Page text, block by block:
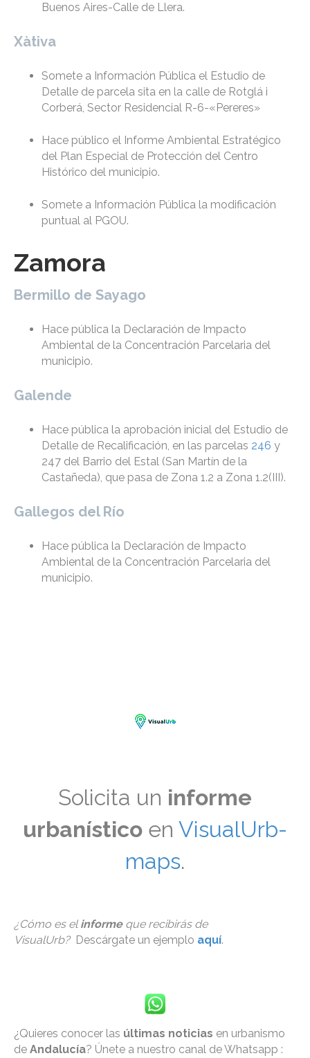
Buenos Aires-Calle de Llera.
Xàtiva
Somete a Información Pública el Estudio de
Detalle de parcela sita en la calle de Rotglá i
Corberá, Sector Residencial R-6-«Pereres»
Hace público el Informe Ambiental Estratégico
del Plan Especial de Protección del Centro
Histórico del municipio.
Somete a Información Pública la modificación
puntual al PGOU.
Zamora
Bermillo de Sayago
Hace pública la Declaración de Impacto
Ambiental de la Concentración Parcelaria del
municipio.
Galende
Hace pública la aprobación inicial del Estudio de
Detalle de Recalificación, en las parcelas 246 y
247 del Barrio del Estal (San Martín de la
Castañeda), que pasa de Zona 1.2 a Zona 1.2(III).
Gallegos del Río
Hace pública la Declaración de Impacto
Ambiental de la Concentración Parcelaria del
municipio.
Solicita un informe
urbanístico en VisualUrb-
maps.
¿Cómo es el informe que recibirás de
VisualUrb?Descárgate un ejemplo aquí.
¿Quieres conocer las últimas noticias en urbanismo
de Andalucía? Únete a nuestro canal de Whatsapp :